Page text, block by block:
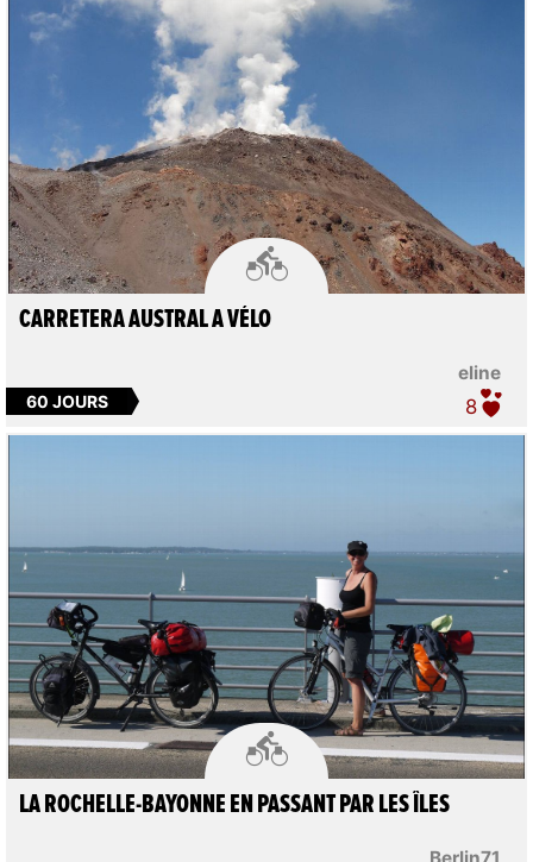

eline
CARRETERA AUSTRAL A VÉLO
60 JOURS 8

LA ROCHELLE-BAYONNE EN PASSANT PAR LES ÎLES